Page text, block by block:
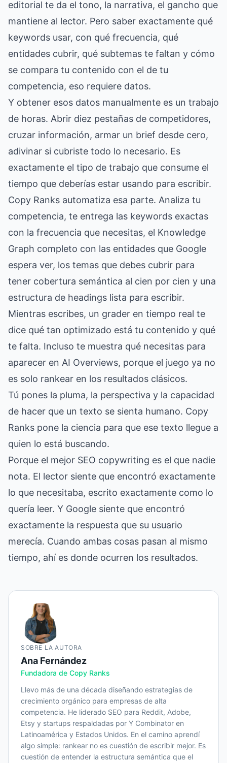
editorial te da el tono, la narrativa, el gancho que
mantiene al lector. Pero saber exactamente qué
keywords usar, con qué frecuencia, qué
entidades cubrir, qué subtemas te faltan y cómo
se compara tu contenido con el de tu
competencia, eso requiere datos.
Y obtener esos datos manualmente es un trabajo
de horas. Abrir diez pestañas de competidores,
cruzar información, armar un brief desde cero,
adivinar si cubriste todo lo necesario. Es
exactamente el tipo de trabajo que consume el
tiempo que deberías estar usando para escribir.
Copy Ranks automatiza esa parte. Analiza tu
competencia, te entrega las keywords exactas
con la frecuencia que necesitas, el Knowledge
Graph completo con las entidades que Google
espera ver, los temas que debes cubrir para
tener cobertura semántica al cien por cien y una
estructura de headings lista para escribir.
Mientras escribes, un grader en tiempo real te
dice qué tan optimizado está tu contenido y qué
te falta. Incluso te muestra qué necesitas para
aparecer en AI Overviews, porque el juego ya no
es solo rankear en los resultados clásicos.
Tú pones la pluma, la perspectiva y la capacidad
de hacer que un texto se sienta humano. Copy
Ranks pone la ciencia para que ese texto llegue a
quien lo está buscando.
Porque el mejor SEO copywriting es el que nadie
nota. El lector siente que encontró exactamente
lo que necesitaba, escrito exactamente como lo
quería leer. Y Google siente que encontró
exactamente la respuesta que su usuario
merecía. Cuando ambas cosas pasan al mismo
tiempo, ahí es donde ocurren los resultados.
SOBRE LA AUTORA
Ana Fernández
Fundadora de Copy Ranks
Llevo más de una década diseñando estrategias de
crecimiento orgánico para empresas de alta
competencia. He liderado SEO para Reddit, Adobe,
Etsy y startups respaldadas por Y Combinator en
Latinoamérica y Estados Unidos. En el camino aprendí
algo simple: rankear no es cuestión de escribir mejor. Es
cuestión de entender la estructura semántica que el